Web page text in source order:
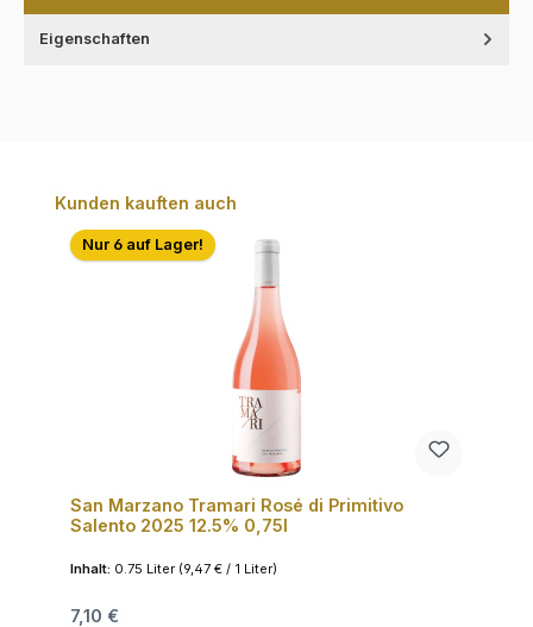
Eigenschaften
Produktgalerie überspringen
Kunden kauften auch
Nur 6 auf Lager!
San Marzano Tramari Rosé di Primitivo
Salento 2025 12.5% 0,75l
Inhalt: 0.75 Liter (9,47 € / 1 Liter)
Regulärer Preis:
7,10 €